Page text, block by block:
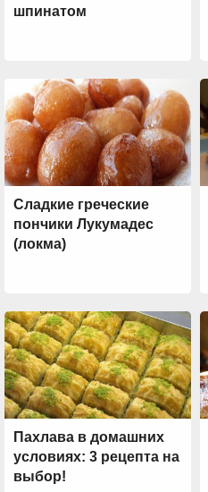
шпинатом
Сладкие греческие
пончики Лукумадес
(локма)
Пахлава в домашних
условиях: 3 рецепта на
выбор!